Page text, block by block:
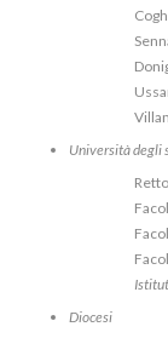
Università degli
Diocesi